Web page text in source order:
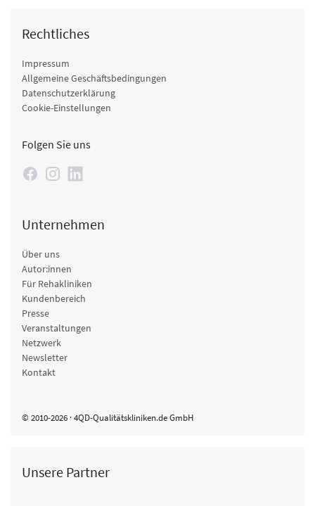
Rechtliches
Impressum
Allgemeine Geschäftsbedingungen
Datenschutzerklärung
Cookie-Einstellungen
Folgen Sie uns
Unternehmen
Über uns
Autor:innen
Für Rehakliniken
Kundenbereich
Presse
Veranstaltungen
Netzwerk
Newsletter
Kontakt
© 2010-2026 · 4QD-Qualitätskliniken.de GmbH
Unsere Partner